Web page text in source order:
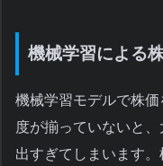
機械学習による
機械学習モデルで株
度が揃っていないと
出すぎてしまいます